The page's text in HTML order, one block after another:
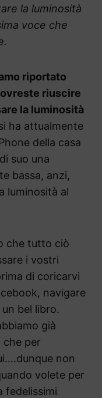
la luminosità
voce che
riportato
riuscire
la luminosità
ha attualmente
della casa
suo una
bassa, anzi,
luminosità al
che tutto ciò
i vostri
di coricarvi
navigare
bel libro.
già
per
non
volete per
fedelissimi